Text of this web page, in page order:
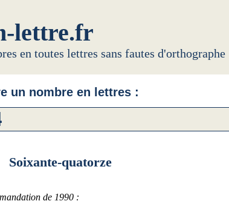
lettre.fr
en toutes lettres sans fautes d'orthographe
un nombre en lettres :
quatorze
de 1990 :